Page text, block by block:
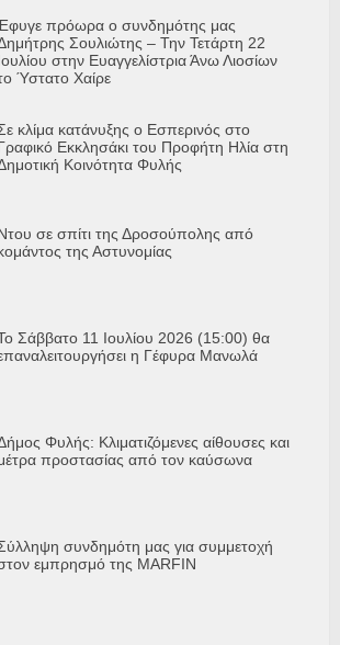
πρόωρα ο συνδημότης μας
Σουλιώτης – Την Τετάρτη 22
στην Ευαγγελίστρια Άνω Λιοσίων
Ύστατο Χαίρε
κλίμα κατάνυξης ο Εσπερινός στο
Εκκλησάκι του Προφήτη Ηλία στη
Κοινότητα Φυλής
σε σπίτι της Δροσούπολης από
της Αστυνομίας
Σάββατο 11 Ιουλίου 2026 (15:00) θα
η Γέφυρα Μανωλά
Φυλής: Κλιματιζόμενες αίθουσες και
προστασίας από τον καύσωνα
συνδημότη μας για συμμετοχή
εμπρησμό της MARFIN